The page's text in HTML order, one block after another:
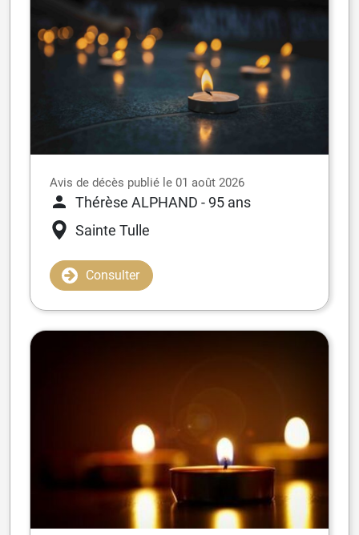
Avis de décès publié le 01 août 2026
Thérèse ALPHAND - 95 ans
Sainte Tulle
Consulter